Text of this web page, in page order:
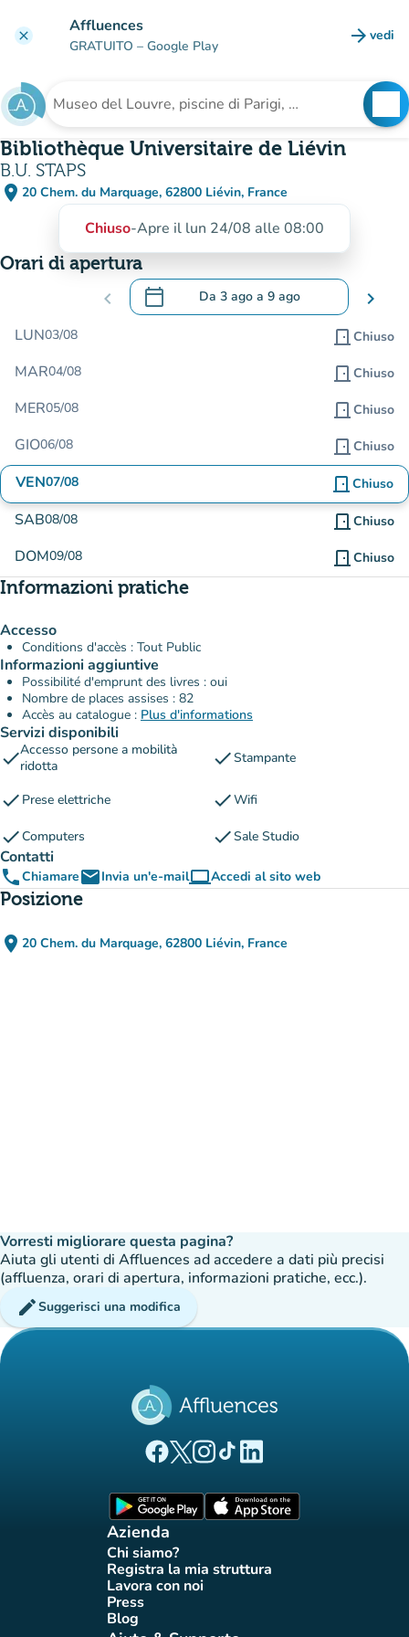
clear Affluences
GRATUITO – Google Play arrow_forward vedi
Cerca una struttura
Bibliothèque Universitaire de Liévin
B.U. STAPS
place 20 Chem. du Marquage, 62800 Liévin, France
(apri in Google Maps)
(nuova scheda)
Chiuso-Apre il lun 24/08 alle 08:00
Orari di apertura
chevron_left calendar_today Da 3 ago a 9 ago
.Aprire il calendario per modificare le
chevron_right
LUN03/08 door_front Chiuso
MAR04/08 door_front Chiuso
MER05/08 door_front Chiuso
GIO06/08 door_front Chiuso
VEN07/08 door_front Chiuso
SAB08/08 door_front Chiuso
DOM09/08 door_front Chiuso
Informazioni pratiche
Accesso
Conditions d'accès : Tout Public
Informazioni aggiuntive
Possibilité d'emprunt des livres : oui
Nombre de places assises : 82
Accès au catalogue : Plus d'informations
Servizi disponibili
checkAccesso persone a mobilità
ridotta
checkStampante
check Prese elettriche checkWifi
checkComputers checkSale Studio
Contatti
phoneChiamareemailInvia un'e-mailcomputerAccedi al sito web
(nuova scheda)
Posizione
place 20 Chem. du Marquage, 62800 Liévin, France
(apri in Google Maps)
(nuova scheda)
Vorresti migliorare questa pagina?
Aiuta gli utenti di Affluences ad accedere a dati più precisi
(affluenza, orari di apertura, informazioni pratiche, ecc.).
editSuggerisci una modifica
(nuova scheda)
(nuova scheda)
(nuova scheda)
(nuova scheda)
(nuova scheda)
Azienda
Chi siamo?(nuova scheda)
Registra la mia struttura
(nuova scheda)
Lavora con noi
(nuova scheda)
Press(nuova scheda)
Blog(nuova scheda)